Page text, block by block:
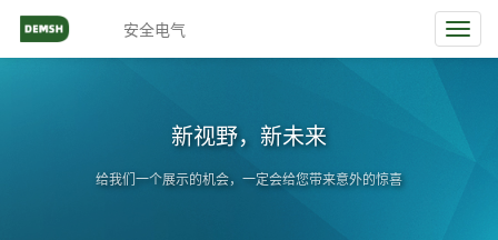
安全电气
新视野，新未来
给我们一个展示的机会，一定会给您带来意外的惊喜